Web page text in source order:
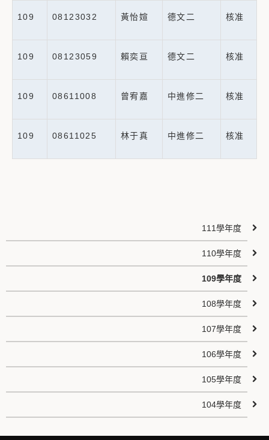
109 08123032 黃怡媗 德文二 核准
109 08123059 賴奕亘 德文二 核准
109 08611008 曾宥嘉 中進修二 核准
109 08611025 林于真 中進修二 核准
111學年度
110學年度
109學年度
108學年度
107學年度
106學年度
105學年度
104學年度